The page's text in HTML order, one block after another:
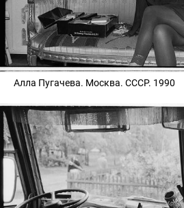
Аллa Пугaчева. Москва. СССР. 1990